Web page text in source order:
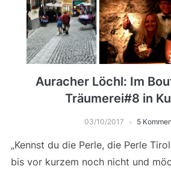
Auracher Löchl: Im
Träumerei#8 in
03/10/2017 5
„Kennst du die Perle, die Perle
bis vor kurzem noch nicht und